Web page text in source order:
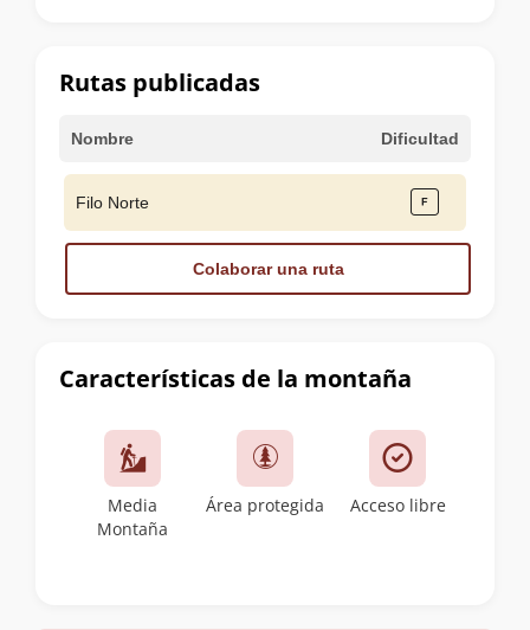
cumbre
Características de la montaña
Media
Montaña
Área protegida Acceso libre
Rutas publicadas
Nombre Dificultad
Filo Norte
Colaborar una ruta